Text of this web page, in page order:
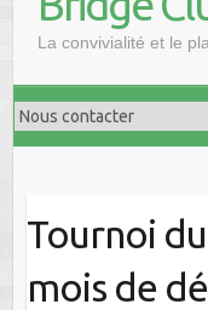
La convivialité et le
Tournoi
mois de